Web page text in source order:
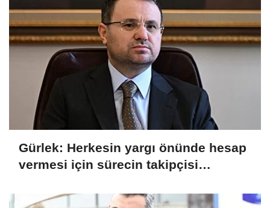
Gürlek: Herkesin yargı önünde hesap
vermesi için sürecin takipçisi